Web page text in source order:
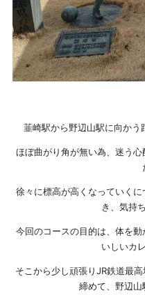
韮崎駅から野辺山駅に向かう
ほぼ曲がり角が無い為、迷う
徐々に標高が高くなっていく
き、気持
今回のコースの目的は、体を
いしいカ
そこから少し頑張りJR鉄道最
締めて、野辺山